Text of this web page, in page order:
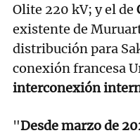
Olite 220 kV; y el de
existente de
distribución para
conexión francesa
interconexión
"Desde marzo de